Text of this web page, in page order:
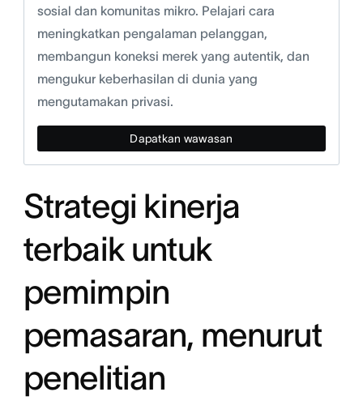
sosial dan komunitas mikro. Pelajari cara
meningkatkan pengalaman pelanggan,
membangun koneksi merek yang autentik, dan
mengukur keberhasilan di dunia yang
mengutamakan privasi.
Dapatkan wawasan
Strategi kinerja
terbaik untuk
pemimpin
pemasaran, menurut
penelitian